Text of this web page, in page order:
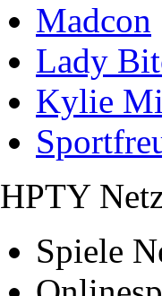
Madcon
Lady
Kylie
HPTY
Spiele